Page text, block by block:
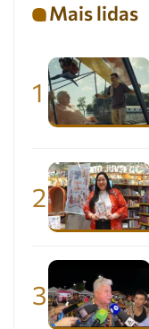
Mais lidas
1
2
3